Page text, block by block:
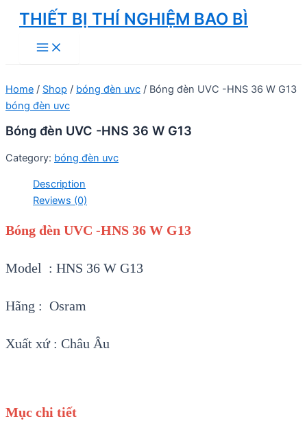
Skip
content
THIẾT BỊ THÍ NGHIỆM BAO BÌ
Main
Menu
Home / Shop / bóng đèn uvc / Bóng đèn UVC -HNS 36 W G13
bóng đèn uvc
Bóng đèn UVC -HNS 36 W G13
Category: bóng đèn uvc
Description
Reviews (0)
Bóng đèn UVC -HNS 36 W G13
Model : HNS 36 W G13
Hãng : Osram
Xuất xứ : Châu Âu
Mục chi tiết